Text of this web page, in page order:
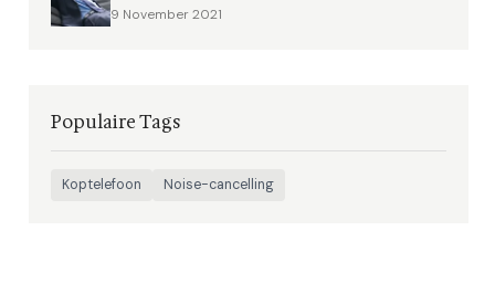
9 November 2021
Populaire Tags
Koptelefoon Noise-cancelling